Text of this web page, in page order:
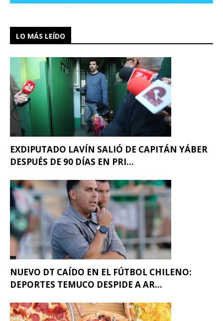
LO MÁS LEÍDO
EXDIPUTADO LAVÍN SALIÓ DE CAPITÁN YÁBER
DESPUÉS DE 90 DÍAS EN PRI...
NUEVO DT CAÍDO EN EL FÚTBOL CHILENO:
DEPORTES TEMUCO DESPIDE A AR...